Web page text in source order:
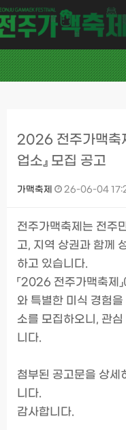
2026 전주가맥축
업소』 모집 공고
가맥축제 26-06-04
본문
전주가맥축제는 전주
고, 지역 상권과 함께
하고 있습니다.
「2026 전주가맥축제
와 특별한 미식 경험
소를 모집하오니, 관
니다.
첨부된 공고문을 상세
니다.
감사합니다.